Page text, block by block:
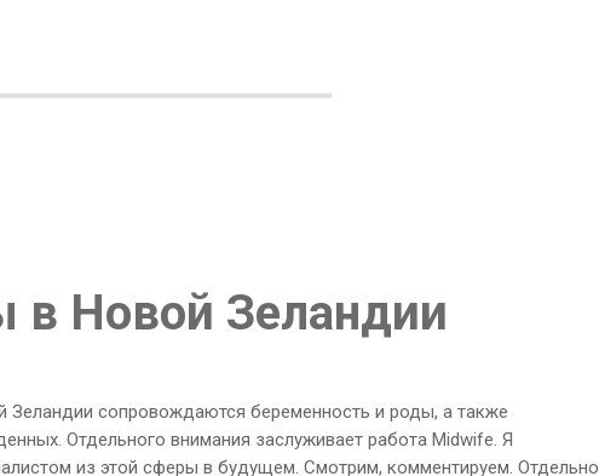
в Новой Зеландии
Зеландии сопровождаются беременность и роды, а также
Отдельного внимания заслуживает работа Midwife. Я
из этой сферы в будущем. Смотрим, комментируем. Отдельно